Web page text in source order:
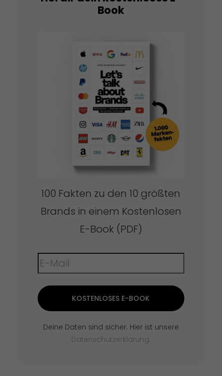
Book
100 Fakten zu den 10 größten
Brands in einem Kostenlosen
E-Book (PDF)
KOSTENLOSES E-BOOK
Deine Daten sind sicher. Hier ist unsere
Datenschutzerklärung.